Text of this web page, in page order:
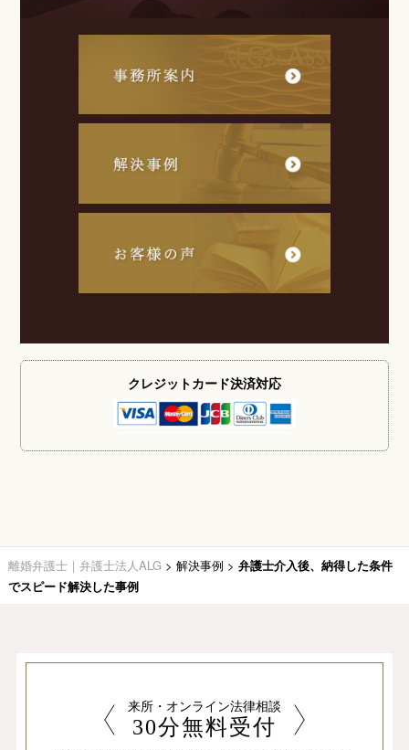
クレジットカード決済対応
離婚弁護士｜弁護士法人ALG > 解決事例 > 弁護士介入後、納得した条件
でスピード解決した事例
来所・オンライン法律相談
30分無料受付